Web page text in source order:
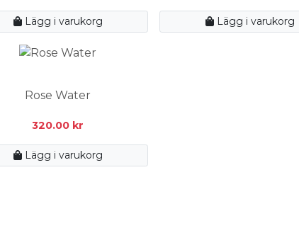
Lägg i varukorg Lägg i varukorg
Rose Water
320.00 kr
Lägg i varukorg